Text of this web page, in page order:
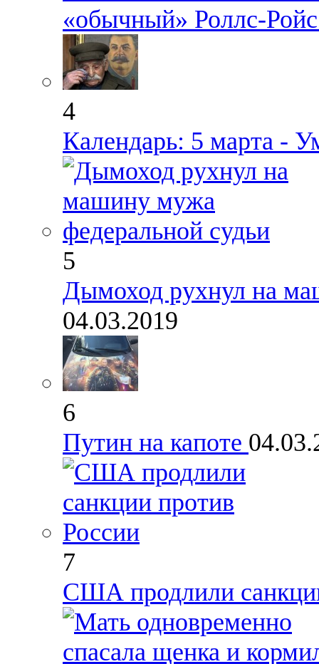
«обычный» Роллс-
4
Календарь: 5 марта -
5
Дымоход рухнул на
04.03.2019
6
Путин на капоте
7
США продлили